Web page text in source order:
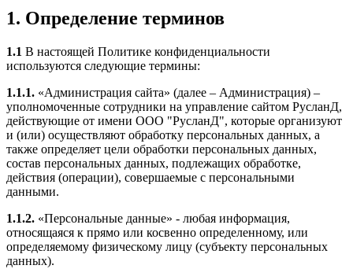
1. Определение терминов
1.1 В настоящей Политике конфиденциальности
используются следующие термины:
1.1.1. «Администрация сайта» (далее – Администрация) –
уполномоченные сотрудники на управление сайтом РусланД,
действующие от имени ООО "РусланД", которые организуют
и (или) осуществляют обработку персональных данных, а
также определяет цели обработки персональных данных,
состав персональных данных, подлежащих обработке,
действия (операции), совершаемые с персональными
данными.
1.1.2. «Персональные данные» - любая информация,
относящаяся к прямо или косвенно определенному, или
определяемому физическому лицу (субъекту персональных
данных).